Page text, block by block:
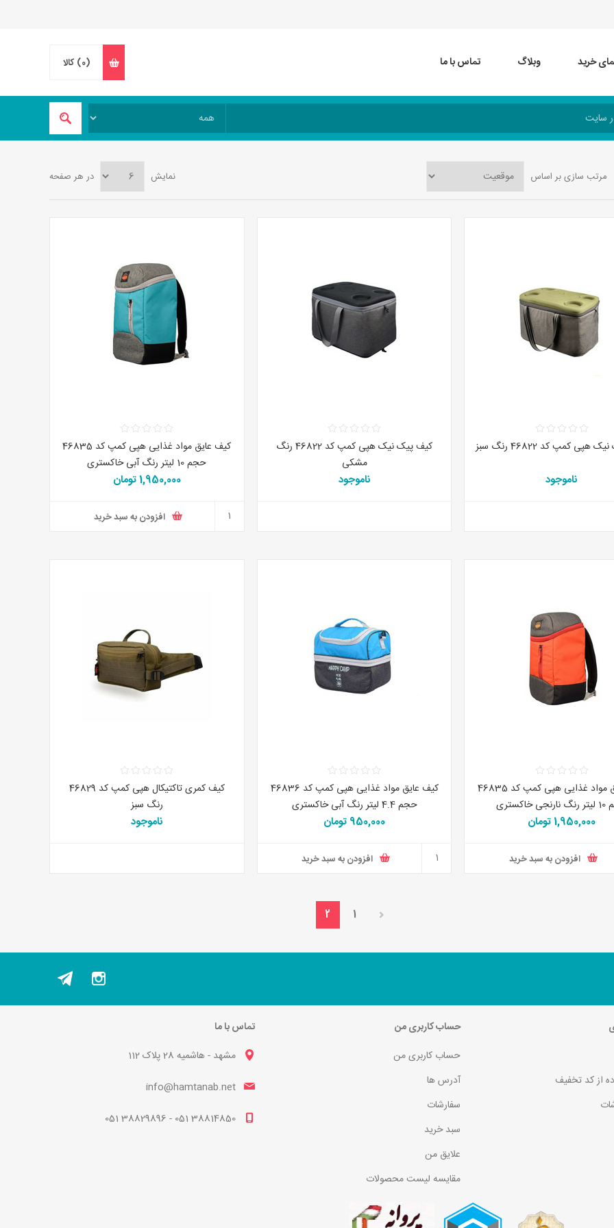
خرید وبلاگ تماس با ما (0) کالا
مرتب سازی بر اساس نمایش در هر صفحه
کمپ کد 46822 رنگ سبز
ناموجود
کیف پیک نیک هپی کمپ کد 46822 رنگ
مشکی
ناموجود
کیف عایق مواد غذایی هپی کمپ کد 46835
حجم 10 لیتر رنگ آبی خاکستری
1,950,000 تومان
افزودن به سبد خرید
کیف عایق مواد غذایی هپی کمپ کد 46835
خاکستری
1,950,000 تومان
افزودن به سبد خرید
کیف عایق مواد غذایی هپی کمپ کد 46836
حجم 4.4 لیتر رنگ آبی خاکستری
950,000 تومان
افزودن به سبد خرید
کیف کمری تاکتیکال هپی کمپ کد 46829
رنگ سبز
ناموجود
1
2
از کد تخفیف
حساب کاربری من
حساب کاربری من
آدرس ها
سفارشات
سبد خرید
علایق من
مقایسه لیست محصولات
تماس با ما
مشهد - هاشمیه 28 پلاک 112
info@hamtanab.net
38814850 051 - 38829896 051